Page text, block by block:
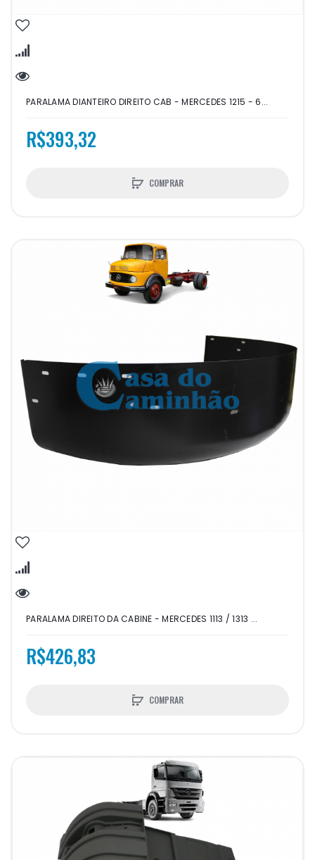
PARALAMA DIANTEIRO DIREITO CAB - MERCEDES 1215 - 6...
R$393,32
COMPRAR
PARALAMA DIREITO DA CABINE - MERCEDES 1113 / 1313 ...
R$426,83
COMPRAR